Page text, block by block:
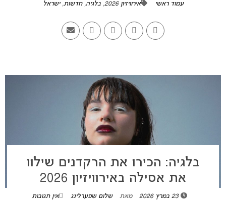
עמוד ראשי
אירוויזיון 2026 ,בלגיה,חדשות,ישראל
בלגיה: הכירו את הרקדנים שילוו
את אסילה באירוויזיון 2026
23 במרץ 2026 מאת שלום שפערלינג אין תגובות